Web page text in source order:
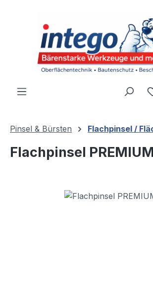
Pinsel & Bürsten Flachpinsel /
Flachpinsel PREMIUM
Bildergalerie überspringen